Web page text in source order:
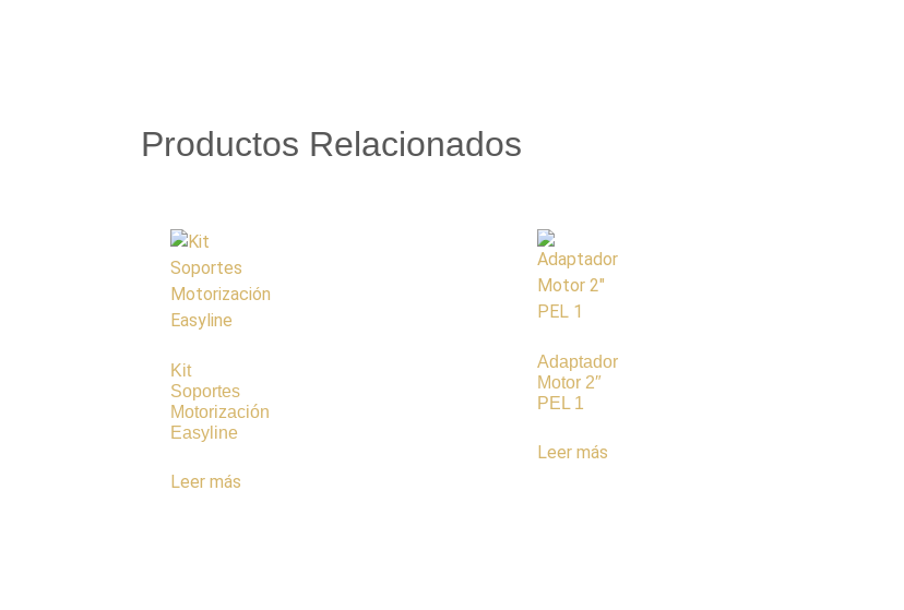
Productos Relacionados
Kit
Soportes
Motorización
Easyline
Leer más
Adaptador
Motor 2″
PEL 1
Leer más